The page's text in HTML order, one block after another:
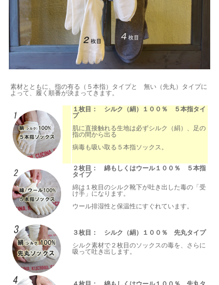
素材とともに、指の有る（５本指）タイプと 無い（先丸）タイプに
よって、履く順番が決まってきます。
１枚目： シルク（絹）１００％ ５本指タイ
プ
肌に直接触れる生地は必ずシルク（絹）、足の
指の間から出る
病毒も吸い取る５本指ソックス。
２枚目： 綿もしくはウール１００％ ５本指
タイプ
綿は１枚目のシルク靴下が吐き出した毒の「受
け手」になります。
ウール排湿性と保温性にすぐれています。
３枚目： シルク（絹）１００％ 先丸タイプ
シルク素材で２枚目のソックスの毒を、さらに
吸って吐き出します。